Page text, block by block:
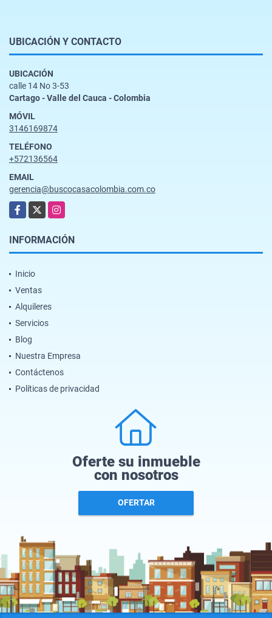
UBICACIÓN Y CONTACTO
UBICACIÓN
calle 14 No 3-53
Cartago - Valle del Cauca - Colombia
MÓVIL
3146169874
TELÉFONO
+572136564
EMAIL
gerencia@buscocasacolombia.com.co
Facebook
X Instagram
INFORMACIÓN
Inicio
Ventas
Alquileres
Servicios
Blog
Nuestra Empresa
Contáctenos
Políticas de privacidad
Oferte su inmueble
con nosotros
OFERTAR